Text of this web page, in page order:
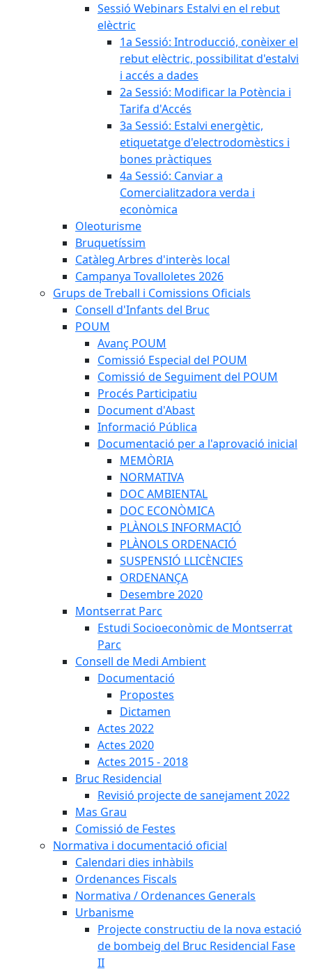
Sessió Webinars Estalvi en el rebut
elèctric
1a Sessió: Introducció, conèixer el
rebut elèctric, possibilitat d'estalvi
i accés a dades
2a Sessió: Modificar la Potència i
Tarifa d'Accés
3a Sessió: Estalvi energètic,
etiquetatge d'electrodomèstics i
bones pràctiques
4a Sessió: Canviar a
Comercialitzadora verda i
econòmica
Oleoturisme
Bruquetíssim
Catàleg Arbres d'interès local
Campanya Tovalloletes 2026
Grups de Treball i Comissions Oficials
Consell d'Infants del Bruc
POUM
Avanç POUM
Comissió Especial del POUM
Comissió de Seguiment del POUM
Procés Participatiu
Document d'Abast
Informació Pública
Documentació per a l'aprovació inicial
MEMÒRIA
NORMATIVA
DOC AMBIENTAL
DOC ECONÒMICA
PLÀNOLS INFORMACIÓ
PLÀNOLS ORDENACIÓ
SUSPENSIÓ LLICÈNCIES
ORDENANÇA
Desembre 2020
Montserrat Parc
Estudi Socioeconòmic de Montserrat
Parc
Consell de Medi Ambient
Documentació
Propostes
Dictamen
Actes 2022
Actes 2020
Actes 2015 - 2018
Bruc Residencial
Revisió projecte de sanejament 2022
Mas Grau
Comissió de Festes
Normativa i documentació oficial
Calendari dies inhàbils
Ordenances Fiscals
Normativa / Ordenances Generals
Urbanisme
Projecte constructiu de la nova estació
de bombeig del Bruc Residencial Fase
II